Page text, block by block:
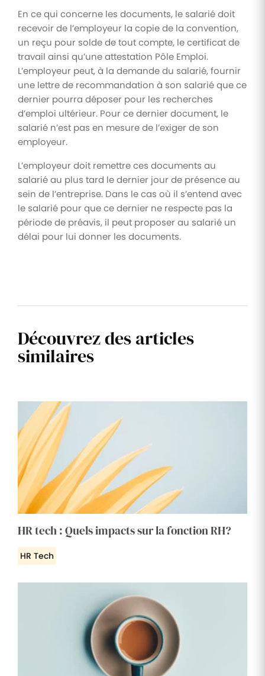
En ce qui concerne les documents, le salarié doit
recevoir de l’employeur la copie de la convention,
un reçu pour solde de tout compte, le certificat de
travail ainsi qu’une attestation Pôle Emploi.
L’employeur peut, à la demande du salarié, fournir
une lettre de recommandation à son salarié que ce
dernier pourra déposer pour les recherches
d’emploi ultérieur. Pour ce dernier document, le
salarié n’est pas en mesure de l’exiger de son
employeur.
L’employeur doit remettre ces documents au
salarié au plus tard le dernier jour de présence au
sein de l’entreprise. Dans le cas où il s’entend avec
le salarié pour que ce dernier ne respecte pas la
période de préavis, il peut proposer au salarié un
délai pour lui donner les documents.
Découvrez des articles
similaires
HR tech : Quels impacts sur la fonction RH?
HR Tech